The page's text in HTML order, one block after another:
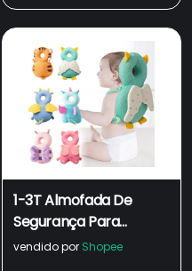
1-3T Almofada De
Segurança Para
Proteção Da Cabeça
vendido por Shopee